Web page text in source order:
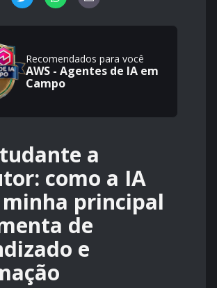
Recomendados para você
AWS - Agentes de IA em
Campo
a
como a IA
principal
de
e